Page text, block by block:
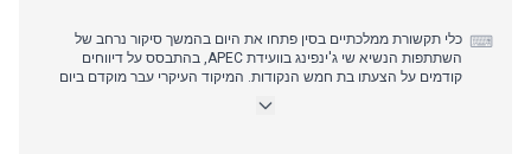
⌨ כלי תקשורת ממלכתיים בסין פתחו את היום בהמשך סיקור נרחב של
השתתפות הנשיא שי ג'ינפינג בוועידת APEC, בהתבסס על דיווחים
קודמים על הצעתו בת חמש הנקודות. המיקוד העיקרי עבר מוקדם ביום
פעולה טכנולוגי בקוד פתוח. התפתחות משמעותית בשעות הצהריים